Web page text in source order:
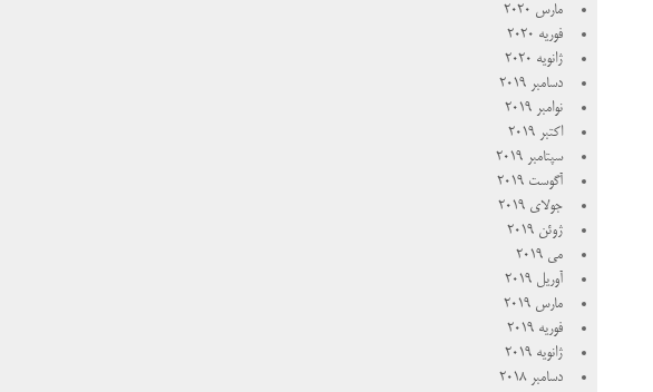
مارس 2020
فوریه 2020
ژانویه 2020
دسامبر 2019
نوامبر 2019
اکتبر 2019
سپتامبر 2019
آگوست 2019
جولای 2019
ژوئن 2019
می 2019
آوریل 2019
مارس 2019
فوریه 2019
ژانویه 2019
دسامبر 2018